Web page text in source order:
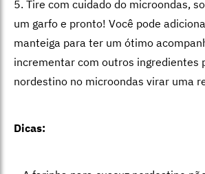
5. Tire com cuidado do microondas,
um garfo e pronto! Você pode
manteiga para ter um ótimo
incrementar com outros ingredientes
nordestino no microondas virar uma
Dicas: